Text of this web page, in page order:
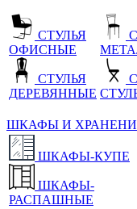
СТУЛЬЯ
ОФИСНЫЕ
СТУЛЬЯ
ДЕРЕВЯННЫЕ
ШКАФЫ И
ШКАФЫ-КУПЕ
ШКАФЫ-
РАСПАШНЫЕ